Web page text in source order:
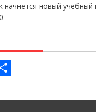
начнется новый учебный
П
ді